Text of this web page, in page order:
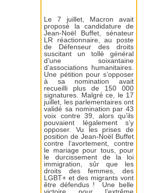
Le 7 juillet, Macron avait
proposé la candidature de
Jean-Noël Buffet, sénateur
LR réactionnaire, au poste
de Défenseur des droits
suscitant un tollé général
d’une soixantaine
d’associations humanitaires.
Une pétition pour s’opposer
à sa nomination avait
recueilli plus de 150 000
signatures. Malgré ce, le 17
juillet, les parlementaires ont
validé sa nomination par 43
voix contre 39, alors qu’ils
pouvaient légalement s’y
opposer. Vu les prises de
position de Jean-Noël Buffet
contre l’avortement, contre
le mariage pour tous, pour
le durcissement de la loi
immigration, sûr que les
droits des femmes, des
LGBT+ et des migrants vont
être défendus ! Une belle